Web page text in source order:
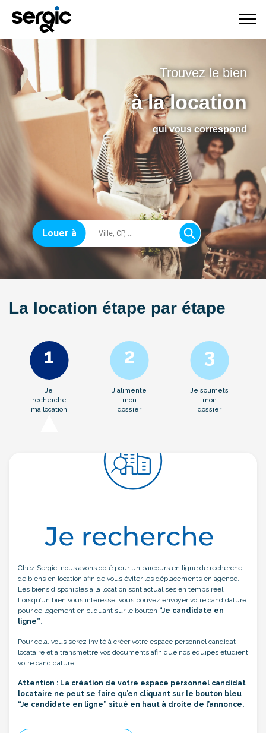
Trouvez le bien
à la location
qui vous correspond
Louer à
La location étape par étape
Je
recherche
ma location
J'alimente
mon
dossier
Je soumets
mon
dossier
Chez Sergic, nous avons opté pour un parcours en ligne de recherche
de biens en location afin de vous éviter les déplacements en agence.
Les biens disponibles à la location sont actualisés en temps réel.
Lorsqu’un bien vous intéresse, vous pouvez envoyer votre candidature
pour ce logement en cliquant sur le bouton “Je candidate en
ligne”.
Pour cela, vous serez invité à créer votre espace personnel candidat
locataire et à transmettre vos documents afin que nos équipes étudient
votre candidature.
Attention : La création de votre espace personnel candidat
locataire ne peut se faire qu’en cliquant sur le bouton bleu
“Je candidate en ligne” situé en haut à droite de l’annonce.